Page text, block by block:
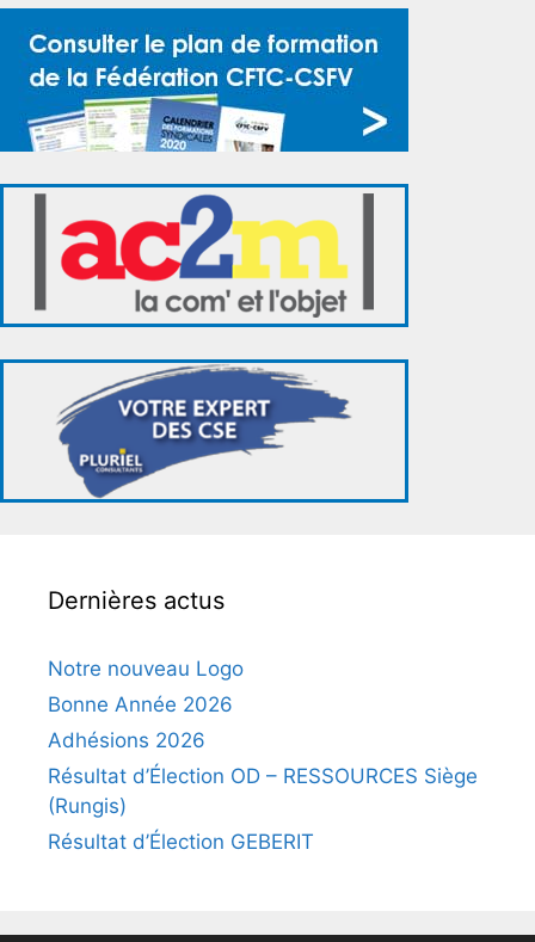
Dernières actus
Notre nouveau Logo
Bonne Année 2026
Adhésions 2026
Résultat d’Élection OD – RESSOURCES Siège
(Rungis)
Résultat d’Élection GEBERIT